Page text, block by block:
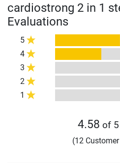
cardiostrong 2 in 1
Evaluations
5
4
3
2
1
4.58 of 5
(12